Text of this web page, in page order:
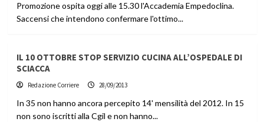
Promozione ospita oggi alle 15.30 l'Accademia Empedoclina.
Saccensi che intendono confermare l'ottimo...
IL 10 OTTOBRE STOP SERVIZIO CUCINA ALL’OSPEDALE DI
SCIACCA
Redazione Corriere 28/09/2013
In 35 non hanno ancora percepito 14' mensilità del 2012. In 15
non sono iscritti alla Cgil e non hanno...